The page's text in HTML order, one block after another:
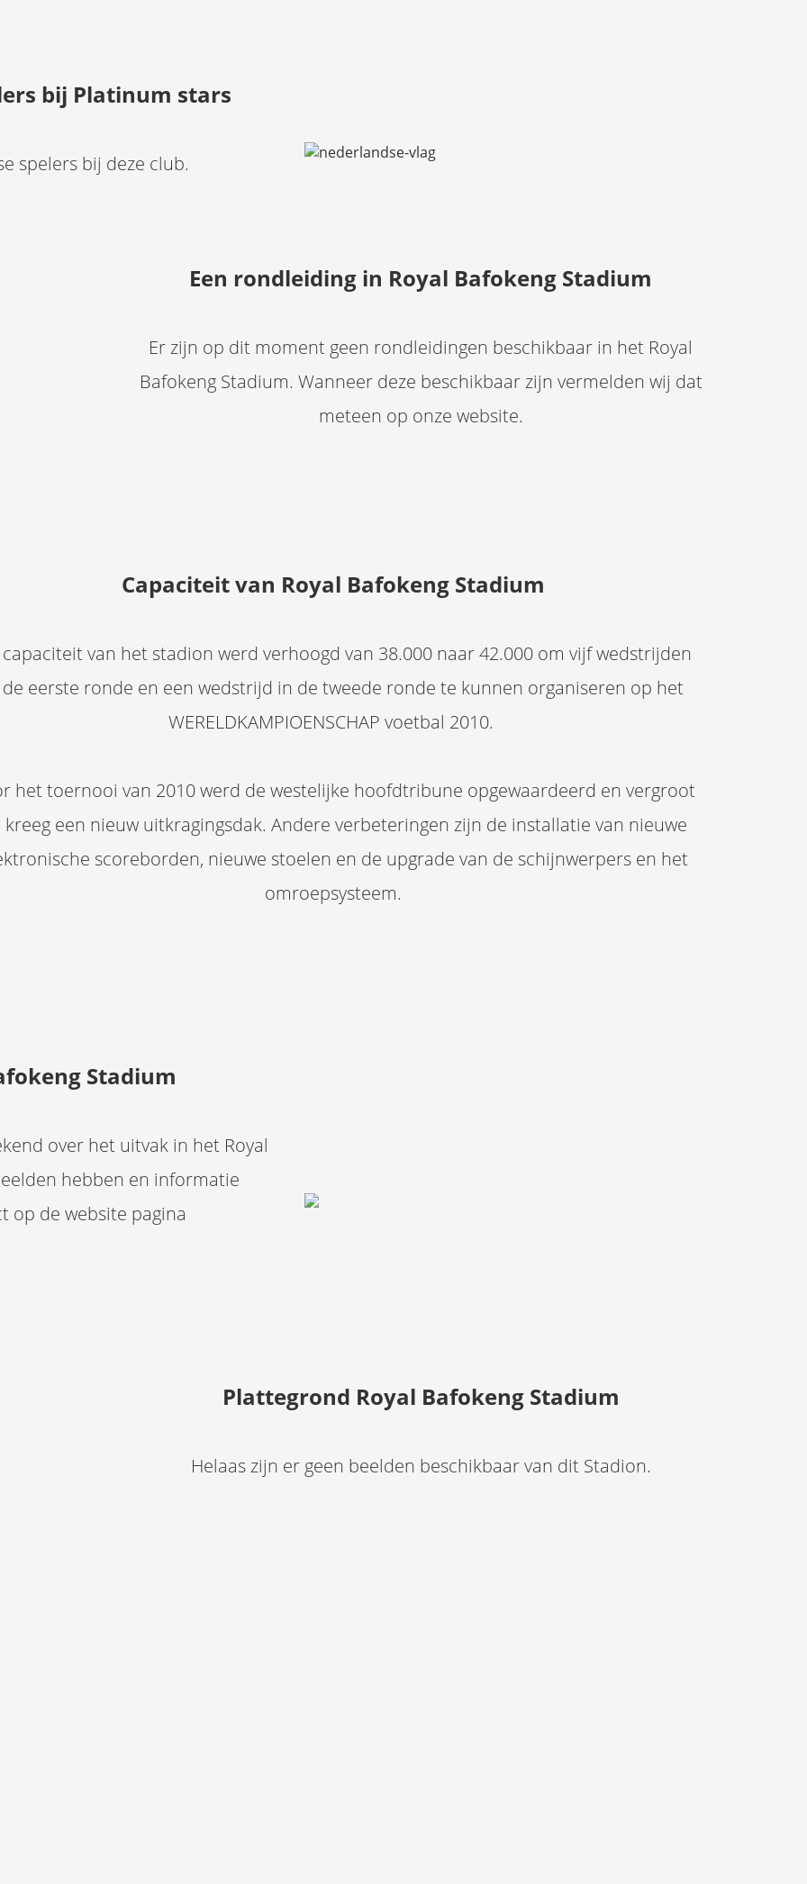
bij Platinum stars
spelers bij deze club.
Een rondleiding in Royal Bafokeng Stadium
Er zijn op dit moment geen rondleidingen beschikbaar in het Royal
Bafokeng Stadium. Wanneer deze beschikbaar zijn vermelden wij dat
meteen op onze website.
Capaciteit van Royal Bafokeng Stadium
van het stadion werd verhoogd van 38.000 naar 42.000 om vijf wedstrijden
eerste ronde en een wedstrijd in de tweede ronde te kunnen organiseren op het
WERELDKAMPIOENSCHAP voetbal 2010.
het toernooi van 2010 werd de westelijke hoofdtribune opgewaardeerd en vergroot
kreeg een nieuw uitkragingsdak. Andere verbeteringen zijn de installatie van nieuwe
scoreborden, nieuwe stoelen en de upgrade van de schijnwerpers en het
omroepsysteem.
Stadium
over het uitvak in het Royal
hebben en informatie
op de website pagina
Plattegrond Royal Bafokeng Stadium
Helaas zijn er geen beelden beschikbaar van dit Stadion.